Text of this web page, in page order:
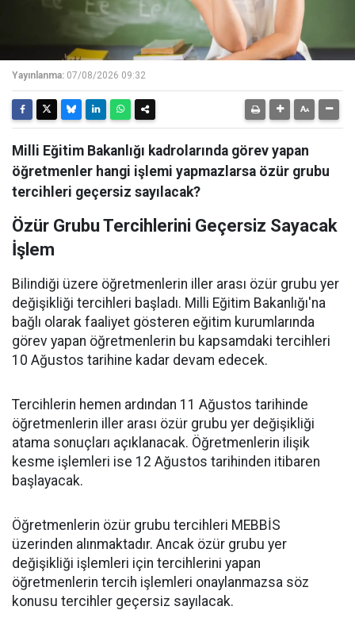
Yayınlanma: 07/08/2026 09:32
Milli Eğitim Bakanlığı kadrolarında görev yapan
öğretmenler hangi işlemi yapmazlarsa özür grubu
tercihleri geçersiz sayılacak?
Özür Grubu Tercihlerini Geçersiz Sayacak
İşlem
Bilindiği üzere öğretmenlerin iller arası özür grubu yer
değişikliği tercihleri başladı. Milli Eğitim Bakanlığı'na
bağlı olarak faaliyet gösteren eğitim kurumlarında
görev yapan öğretmenlerin bu kapsamdaki tercihleri
10 Ağustos tarihine kadar devam edecek.
Tercihlerin hemen ardından 11 Ağustos tarihinde
öğretmenlerin iller arası özür grubu yer değişikliği
atama sonuçları açıklanacak. Öğretmenlerin ilişik
kesme işlemleri ise 12 Ağustos tarihinden itibaren
başlayacak.
Öğretmenlerin özür grubu tercihleri MEBBİS
üzerinden alınmaktadır. Ancak özür grubu yer
değişikliği işlemleri için tercihlerini yapan
öğretmenlerin tercih işlemleri onaylanmazsa söz
konusu tercihler geçersiz sayılacak.